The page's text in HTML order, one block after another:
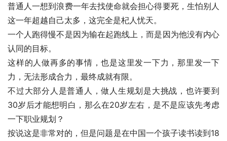
普通人一想到浪费一年去找使命就会担心得要死，生怕别人
这一年超越自己太多，这完全是杞人忧天。
一个人跑得慢不是因为输在起跑线上，而是因为他没有内心
认同的目标。
这样的人做再多的事情，也是这里发一下力，那里发一下
力，无法形成合力，最终成就有限。
不过大部分人是普通人，做人生规划是大挑战，也许要到
30岁后才能想明白，那么在20岁左右，是不是应该先考虑
一下职业规划？
按说这是非常对的，但是问题是在中国一个孩子读书读到18